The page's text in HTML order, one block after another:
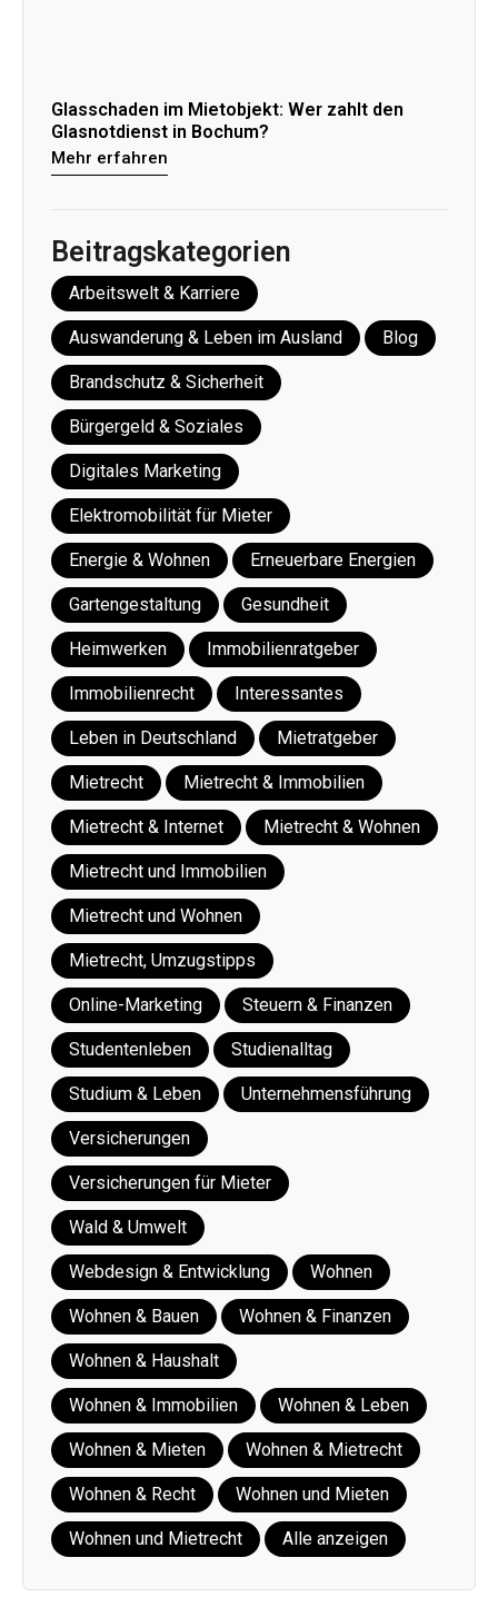
Glasschaden im Mietobjekt: Wer zahlt den
Glasnotdienst in Bochum?
Mehr erfahren
Beitragskategorien
Arbeitswelt & Karriere
Auswanderung & Leben im Ausland Blog
Brandschutz & Sicherheit
Bürgergeld & Soziales
Digitales Marketing
Elektromobilität für Mieter
Energie & Wohnen Erneuerbare Energien
Gartengestaltung Gesundheit
Heimwerken Immobilienratgeber
Immobilienrecht Interessantes
Leben in Deutschland Mietratgeber
Mietrecht Mietrecht & Immobilien
Mietrecht & Internet Mietrecht & Wohnen
Mietrecht und Immobilien
Mietrecht und Wohnen
Mietrecht, Umzugstipps
Online-Marketing Steuern & Finanzen
Studentenleben Studienalltag
Studium & Leben Unternehmensführung
Versicherungen
Versicherungen für Mieter
Wald & Umwelt
Webdesign & Entwicklung Wohnen
Wohnen & Bauen Wohnen & Finanzen
Wohnen & Haushalt
Wohnen & Immobilien Wohnen & Leben
Wohnen & Mieten Wohnen & Mietrecht
Wohnen & Recht Wohnen und Mieten
Wohnen und Mietrecht Alle anzeigen